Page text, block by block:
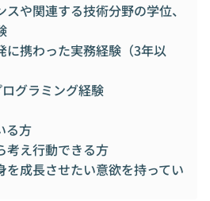
や関連する技術分野の学位、
に携わった実務経験（3年以
グラミング経験
る方
考え行動できる方
を成長させたい意欲を持ってい